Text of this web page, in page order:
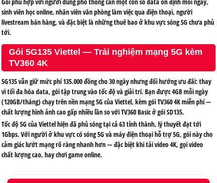
sinh viên học online, nhân viên văn phòng làm việc qua điện thoại, người
livestream bán hàng, và đặc biệt là những thuê bao ở khu vực sóng 5G chưa phủ
tới.
Gói 5G135 Viettel — Trải nghiệm mạng 5G kèm
TV360 4K
5G135 vẫn giữ mức phí 135.000 đồng cho 30 ngày nhưng đổi hướng ưu đãi: thay
vì tối đa hóa data, gói tập trung vào tốc độ và giải trí. Bạn được 4GB mỗi ngày
(120GB/tháng) chạy trên nền mạng 5G của Viettel, kèm gói TV360 4K miễn phí —
chất lượng hình ảnh cao gấp nhiều lần so với TV360 Basic ở gói SD135.
Tốc độ 5G của Viettel hiện đã phủ sóng tại cả 63 tỉnh thành, lý thuyết đạt tới
1Gbps. Với người ở khu vực có sóng 5G và máy điện thoại hỗ trợ 5G, gói này cho
cảm giác lướt mạng rõ ràng nhanh hơn — đặc biệt khi tải video 4K, gọi video
chất lượng cao, hay chơi game online.